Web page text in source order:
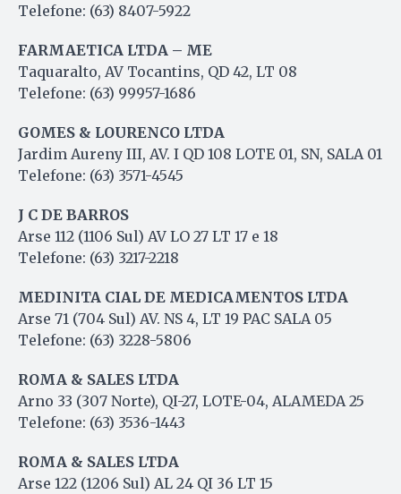
Telefone: (63) 8407-5922
FARMAETICA LTDA – ME
Taquaralto, AV Tocantins, QD 42, LT 08
Telefone: (63) 99957-1686
GOMES & LOURENCO LTDA
Jardim Aureny III, AV. I QD 108 LOTE 01, SN, SALA 01
Telefone: (63) 3571-4545
J C DE BARROS
Arse 112 (1106 Sul) AV LO 27 LT 17 e 18
Telefone: (63) 3217-2218
MEDINITA CIAL DE MEDICAMENTOS LTDA
Arse 71 (704 Sul) AV. NS 4, LT 19 PAC SALA 05
Telefone: (63) 3228-5806
ROMA & SALES LTDA
Arno 33 (307 Norte), QI-27, LOTE-04, ALAMEDA 25
Telefone: (63) 3536-1443
ROMA & SALES LTDA
Arse 122 (1206 Sul) AL 24 QI 36 LT 15